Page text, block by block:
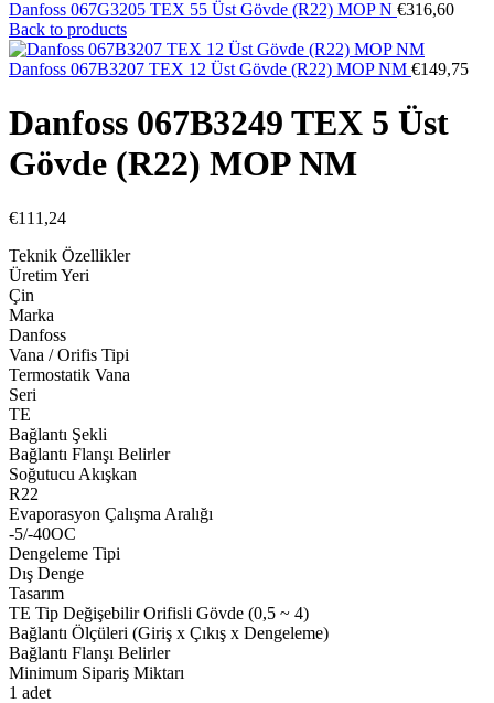
Danfoss 067G3205 TEX 55 Üst Gövde (R22) MOP N €316,60
Back to products
Danfoss 067B3207 TEX 12 Üst Gövde (R22) MOP NM €149,75
Danfoss 067B3249 TEX 5 Üst
Gövde (R22) MOP NM
€111,24
Teknik Özellikler
Üretim Yeri
Çin
Marka
Danfoss
Vana / Orifis Tipi
Termostatik Vana
Seri
TE
Bağlantı Şekli
Bağlantı Flanşı Belirler
Soğutucu Akışkan
R22
Evaporasyon Çalışma Aralığı
-5/-40OC
Dengeleme Tipi
Dış Denge
Tasarım
TE Tip Değişebilir Orifisli Gövde (0,5 ~ 4)
Bağlantı Ölçüleri (Giriş x Çıkış x Dengeleme)
Bağlantı Flanşı Belirler
Minimum Sipariş Miktarı
1 adet